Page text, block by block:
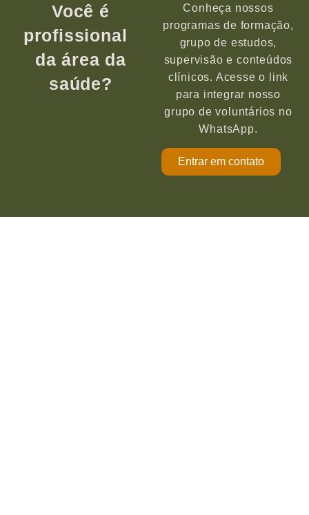
Você é
profissional
da área da
saúde?
Conheça nossos
programas de formação,
grupo de estudos,
supervisão e conteúdos
clínicos. Acesse o link
para integrar nosso
grupo de voluntários no
WhatsApp.
Entrar em contato